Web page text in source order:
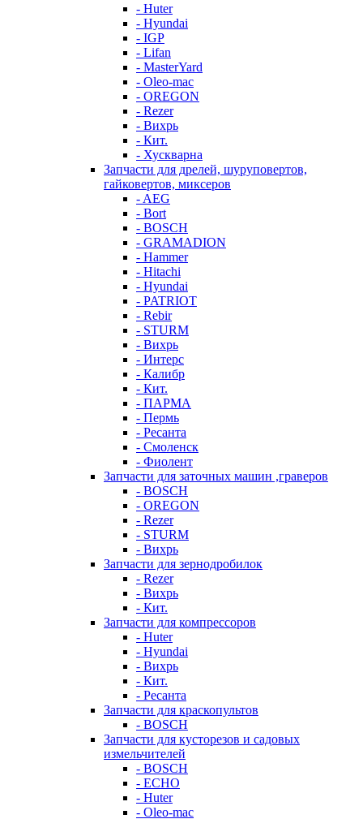
- Huter
- Hyundai
- IGP
- Lifan
- MasterYard
- Oleo-mac
- OREGON
- Rezer
- Вихрь
- Кит.
- Хускварна
Запчасти для дрелей, шуруповертов,
гайковертов, миксеров
- AEG
- Bort
- BOSCH
- GRAMADION
- Hammer
- Hitachi
- Hyundai
- PATRIOT
- Rebir
- STURM
- Вихрь
- Интерс
- Калибр
- Кит.
- ПАРМА
- Пермь
- Ресанта
- Смоленск
- Фиолент
Запчасти для заточных машин ,граверов
- BOSCH
- OREGON
- Rezer
- STURM
- Вихрь
Запчасти для зернодробилок
- Rezer
- Вихрь
- Кит.
Запчасти для компрессоров
- Huter
- Hyundai
- Вихрь
- Кит.
- Ресанта
Запчасти для краскопультов
- BOSCH
Запчасти для кусторезов и садовых
измельчителей
- BOSCH
- ECHO
- Huter
- Oleo-mac